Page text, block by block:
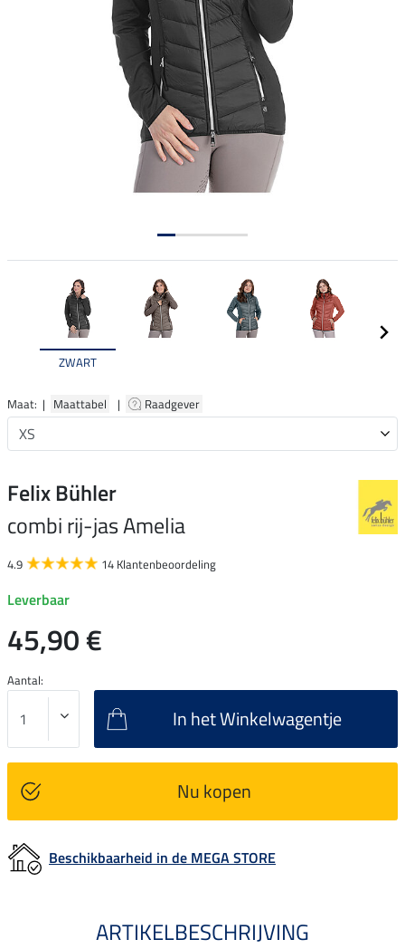
ZWART
Maat: | Maattabel | Raadgever
Felix Bühler
combi rij-jas Amelia
4.9 14 Klantenbeoordeling
Leverbaar
45,90 €
Aantal:
In het Winkelwagentje
Nu kopen
Beschikbaarheid in de MEGA STORE
ARTIKELBESCHRIJVING